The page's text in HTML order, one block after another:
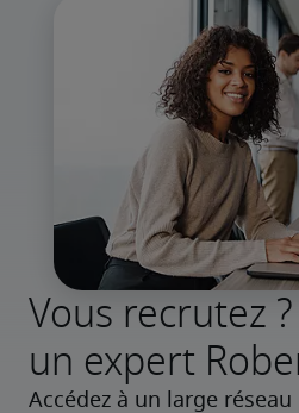
Vous recrutez
un expert
Accédez à un large